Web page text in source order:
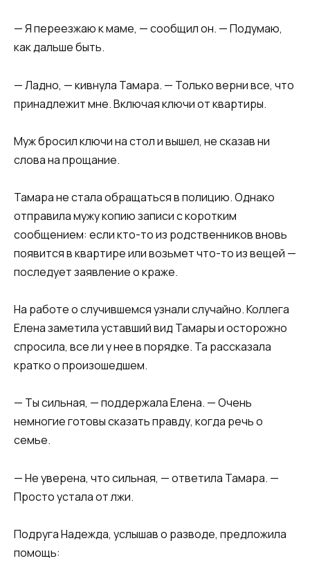
— Я переезжаю к маме, — сообщил он. — Подумаю,
как дальше быть.
— Ладно, — кивнула Тамара. — Только верни все, что
принадлежит мне. Включая ключи от квартиры.
Муж бросил ключи на стол и вышел, не сказав ни
слова на прощание.
Тамара не стала обращаться в полицию. Однако
отправила мужу копию записи с коротким
сообщением: если кто-то из родственников вновь
появится в квартире или возьмет что-то из вещей —
последует заявление о краже.
На работе о случившемся узнали случайно. Коллега
Елена заметила уставший вид Тамары и осторожно
спросила, все ли у нее в порядке. Та рассказала
кратко о произошедшем.
— Ты сильная, — поддержала Елена. — Очень
немногие готовы сказать правду, когда речь о
семье.
— Не уверена, что сильная, — ответила Тамара. —
Просто устала от лжи.
Подруга Надежда, услышав о разводе, предложила
помощь: